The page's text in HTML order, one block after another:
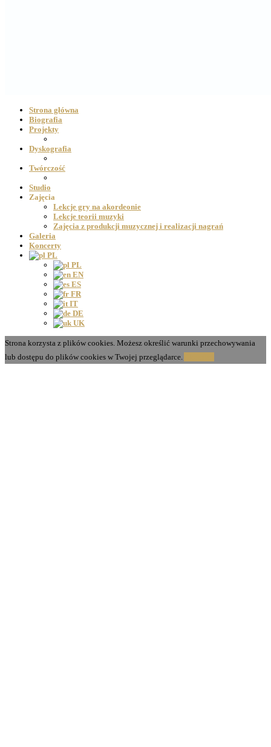
Strona główna
Biografia
Projekty
Dyskografia
Twórczość
Studio
Zajęcia
Lekcje gry na akordeonie
Lekcje teorii muzyki
Zajęcia z produkcji muzycznej i realizacji nagrań
Galeria
Koncerty
PL
PL
EN
ES
FR
IT
DE
UK
Strona korzysta z plików cookies. Możesz określić warunki przechowywania
lub dostępu do plików cookies w Twojej przeglądarce.